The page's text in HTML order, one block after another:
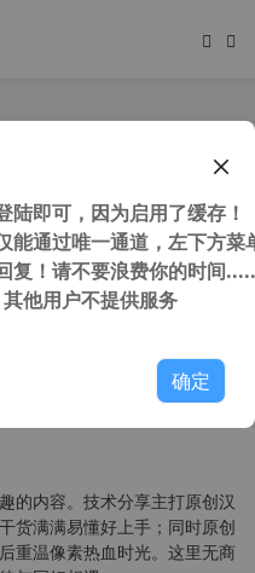
SP3 装机纯净
的内容。技术分享主打原创汉
货满满易懂好上手；同时原创
重温像素热血时光。这里无商
即可，因为启用了缓存！
能通过唯一通道，左下方菜
复！请不要浪费你的时间
他用户不提供服务
确定